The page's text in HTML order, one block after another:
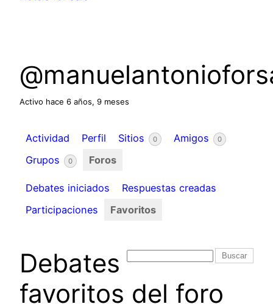
Activo hace 6 años, 9 meses
Actividad Perfil Sitios 0 Amigos 0
Grupos 0 Foros
Debates iniciados
Respuestas creadas
Participaciones
Favoritos
Debates
favoritos del foro